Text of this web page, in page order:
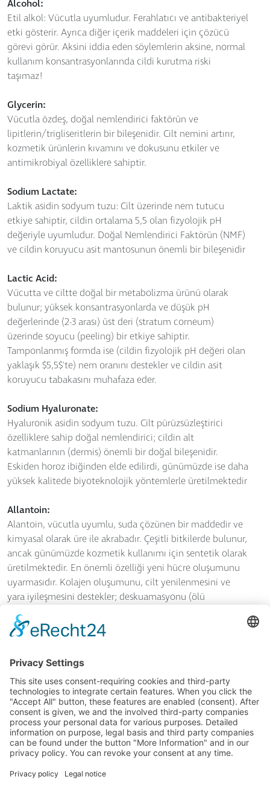
Alcohol:
Etil alkol: Vücutla uyumludur. Ferahlatıcı ve antibakteriyel
etki gösterir. Ayrıca diğer içerik maddeleri için çözücü
görevi görür. Aksini iddia eden söylemlerin aksine, normal
kullanım konsantrasyonlarında cildi kurutma riski
taşımaz!
Glycerin:
Vücutla özdeş, doğal nemlendirici faktörün ve
lipitlerin/trigliseritlerin bir bileşenidir. Cilt nemini artırır,
kozmetik ürünlerin kıvamını ve dokusunu etkiler ve
antimikrobiyal özelliklere sahiptir.
Sodium Lactate:
Laktik asidin sodyum tuzu: Cilt üzerinde nem tutucu
etkiye sahiptir, cildin ortalama 5,5 olan fizyolojik pH
değeriyle uyumludur. Doğal Nemlendirici Faktörün (NMF)
ve cildin koruyucu asit mantosunun önemli bir bileşenidir
Lactic Acid:
Vücutta ve ciltte doğal bir metabolizma ürünü olarak
bulunur; yüksek konsantrasyonlarda ve düşük pH
değerlerinde (2-3 arası) üst deri (stratum corneum)
üzerinde soyucu (peeling) bir etkiye sahiptir.
Tamponlanmış formda ise (cildin fizyolojik pH değeri olan
yaklaşık $5,5$'te) nem oranını destekler ve cildin asit
koruyucu tabakasını muhafaza eder.
Sodium Hyaluronate:
Hyaluronik asidin sodyum tuzu. Cilt pürüzsüzleştirici
özelliklere sahip doğal nemlendirici; cildin alt
katmanlarının (dermis) önemli bir doğal bileşenidir.
Eskiden horoz ibiğinden elde edilirdi, günümüzde ise daha
yüksek kalitede biyoteknolojik yöntemlerle üretilmektedir
Allantoin:
Alantoin, vücutla uyumlu, suda çözünen bir maddedir ve
kimyasal olarak üre ile akrabadır. Çeşitli bitkilerde bulunur,
ancak günümüzde kozmetik kullanımı için sentetik olarak
üretilmektedir. En önemli özelliği yeni hücre oluşumunu
uyarmasıdır. Kolajen oluşumunu, cilt yenilenmesini ve
yara iyileşmesini destekler; deskuamasyonu (ölü
hücrelerin dökülmesini) stimüle eder, cildi pürüzsüzleştirir
ve atopik dermatit durumunda cilt yatıştırıcı etki
gösterebilir.
Sodium Hydroxide:
Sodyum hidroksit. Kozmetik ürünlerin pH değerini
ayarlamak (dengelemek) için kullanılır. Sodyum ve
hidroksit iyonları vücutla özdeştir
© 2026 SkinIdent AG
GENEL İŞ KOŞULLARI
YAYINCI BILGILERI